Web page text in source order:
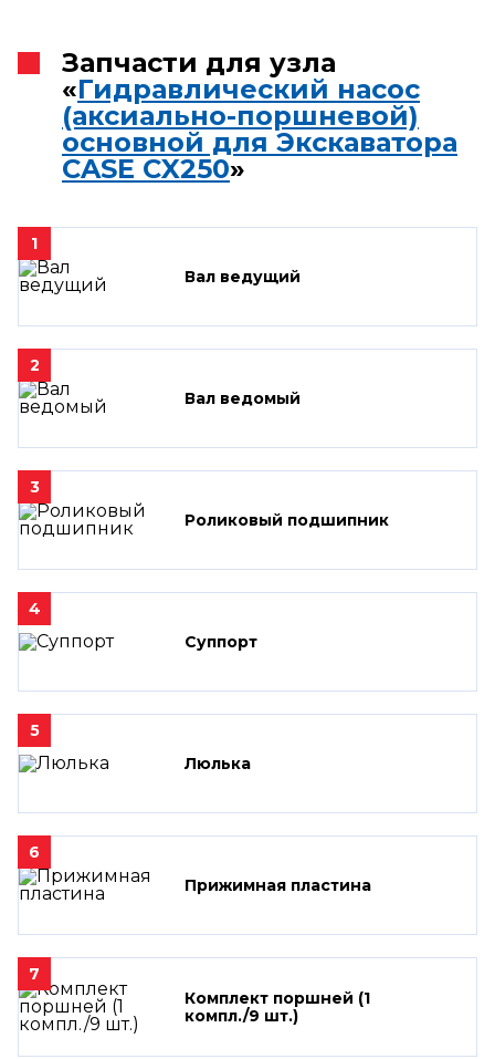
Запчасти для узла
«Гидравлический насос
(аксиально-поршневой)
основной для Экскаватора
CASE CX250»
1
Вал ведущий
2
Вал ведомый
3
Роликовый подшипник
4
Суппорт
5
Люлька
6
Прижимная пластина
7
Комплект поршней (1
компл./9 шт.)